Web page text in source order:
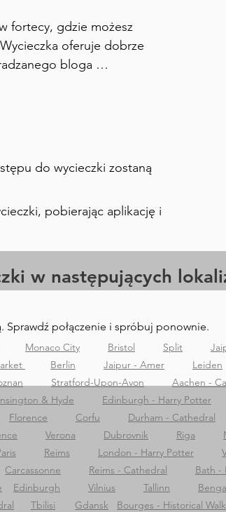
fortecy, gdzie możesz
oferuje dobrze
bloga
oraz zdjęcia, aby znaleźć
do wycieczki zostaną
pobierając aplikację i
Sprawdź połączenie i spróbuj ponownie.
w następujących
Monaco City Bristol Split
Berlin Jaipur - Amer Leiden
Stratford-Upon-Avon Aachen -
& Hyde Edinburgh - Harry Potter
Florence Corfu Durham - Cathedral
Verona Dubrovnik Riga
Reims London - Harry Potter
Carcassonne Reims - Cathedral Bath -
Edinburgh Vilnius Tallinn
Tbilisi Gdansk Bourges - Historical Walk